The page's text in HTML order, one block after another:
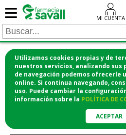
Utilizamos cookies propias y de
nuestros servicios, analizando sus
de navegación podemos ofrecerle
online. Si continua navegando,
uso. Puede cambiar la
información sobre la POLÍTICA DE
ACEPTAR
≡ MI CUENTA
¡COMPRA CÓMODAMENTE
EN LA
o si lo prefieres te lo